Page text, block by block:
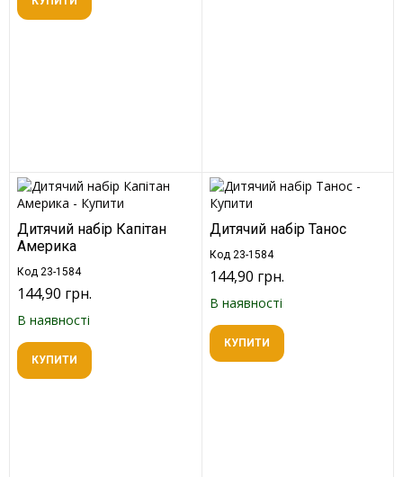
Дитячий набір Капітан
Америка
Код 23-1584
144,90 грн.
В наявності
КУПИТИ
Дитячий набір Танос
Код 23-1584
144,90 грн.
В наявності
КУПИТИ